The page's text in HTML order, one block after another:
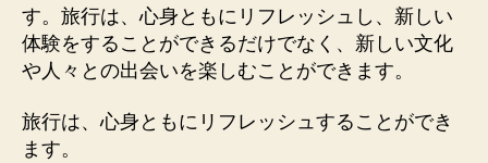
す。旅行は、心身ともにリフレッシュし、新しい
体験をすることができるだけでなく、新しい文化
や人々との出会いを楽しむことができます。
旅行は、心身ともにリフレッシュすることができ
ます。